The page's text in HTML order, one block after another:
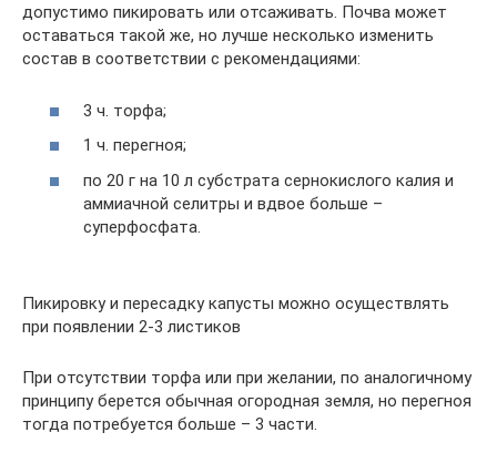
допустимо пикировать или отсаживать. Почва может
оставаться такой же, но лучше несколько изменить
состав в соответствии с рекомендациями:
3 ч. торфа;
1 ч. перегноя;
по 20 г на 10 л субстрата сернокислого калия и
аммиачной селитры и вдвое больше –
суперфосфата.
Пикировку и пересадку капусты можно осуществлять
при появлении 2-3 листиков
При отсутствии торфа или при желании, по аналогичному
принципу берется обычная огородная земля, но перегноя
тогда потребуется больше – 3 части.